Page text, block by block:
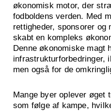
økonomisk motor, der
fodboldens verden. Med
rettigheder, sponsorer og
skabt en kompleks
Denne økonomiske magt
infrastrukturforbedringer,
men også for de
Mange byer oplever
som følge af kampe,